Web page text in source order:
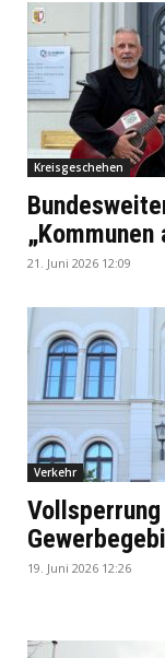
Kreisgeschehen
„Kommunen
21. Juni 2026 12:09
Verkehr
19. Juni 2026 12:26